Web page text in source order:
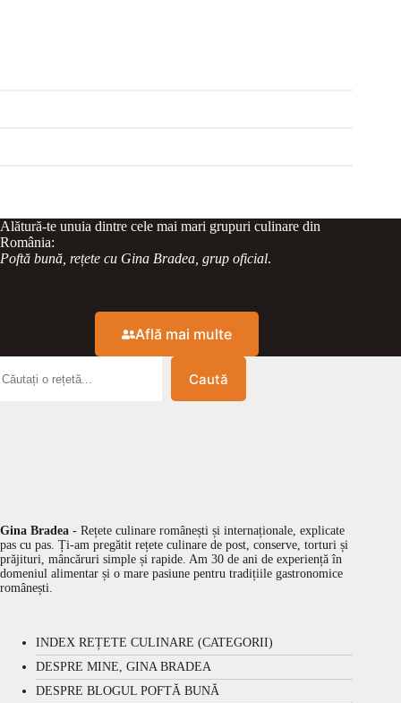
Alătură-te unuia dintre cele mai mari grupuri culinare din
România:
Poftă bună, rețete cu Gina Bradea, grup oficial.
Află mai multe
Caută
Gina Bradea - Rețete culinare românești și internaționale, explicate
pas cu pas. Ți-am pregătit rețete culinare de post, conserve, torturi și
prăjituri, mâncăruri simple și rapide. Am 30 de ani de experiență în
domeniul alimentar și o mare pasiune pentru tradițiile gastronomice
românești.
INDEX REȚETE CULINARE (CATEGORII)
DESPRE MINE, GINA BRADEA
DESPRE BLOGUL POFTĂ BUNĂ